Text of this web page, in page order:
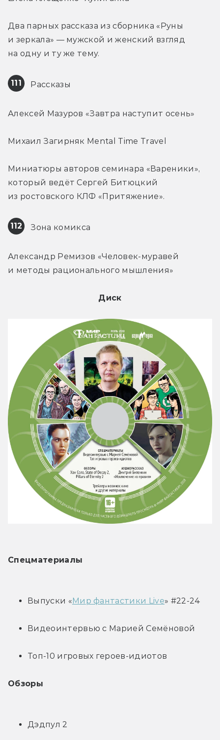
Два парных рассказа из сборника «Руны
и зеркала» — мужской и женский взгляд
на одну и ту же тему.
111 Рассказы
Алексей Мазуров «Завтра наступит осень»
Михаил Загирняк Mental Time Travel
Миниатюры авторов семинара «Вареники»,
который ведёт Сергей Битюцкий
из ростовского КЛФ «Притяжение».
112 Зона комикса
Александр Ремизов «Человек-муравей
и методы рационального мышления»
Диск
Спецматериалы
Выпуски «Мир фантастики Live» #22-24
Видеоинтервью с Марией Семёновой
Топ-10 игровых героев-идиотов
Обзоры
Дэдпул 2